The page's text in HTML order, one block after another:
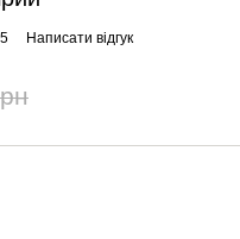
Написати відгук